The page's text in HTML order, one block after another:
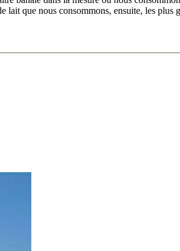
que nous consommons, ensuite, les plus